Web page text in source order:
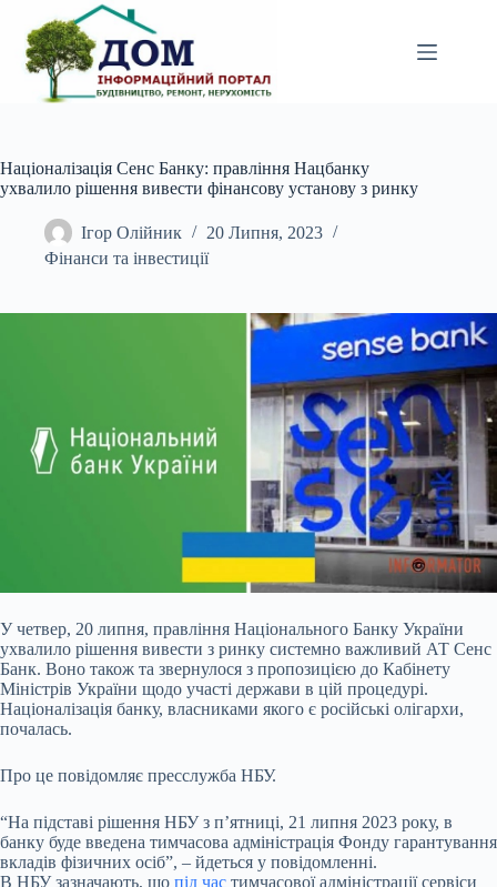
вмісту
Націоналізація Сенс Банку: правління Нацбанку
ухвалило рішення вивести фінансову установу з ринку
Ігор Олійник
20 Липня, 2023
Фінанси та інвестиції
У четвер, 20 липня, правління Національного Банку України
ухвалило рішення вивести з ринку системно важливий АТ Сенс
Банк. Воно також та звернулося з пропозицією до Кабінету
Міністрів України щодо участі держави в цій процедурі.
Націоналізація банку, власниками якого є російські олігархи,
почалась.
Про це повідомляє пресслужба НБУ.
“На підставі рішення НБУ з п’ятниці, 21 липня 2023 року, в
банку буде введена тимчасова адміністрація Фонду гарантування
вкладів фізичних осіб”, – йдеться у повідомленні.
В НБУ зазначають, що під час тимчасової адміністрації сервіси